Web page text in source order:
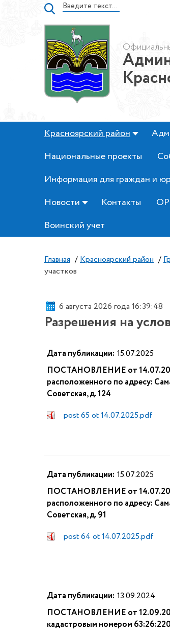
Красноярский район
Национальные проекты
Информация для граждан и
Новости
Контакты
Воинский учет
Главная / Красноярский район /
участков
6 августа 2026 года 16:39:48
Разрешения на
Дата публикации: 15.07.2025
ПОСТАНОВЛЕНИЕ от 14.07.2025
расположенного по адресу:
Советская, д. 124
post 65 ot 14.07.2025.pdf
Дата публикации: 15.07.2025
ПОСТАНОВЛЕНИЕ от 14.07.2025
расположенного по адресу:
Советская, д. 91
post 64 ot 14.07.2025.pdf
Дата публикации: 13.09.2024
ПОСТАНОВЛЕНИЕ от 12.09.2024
кадастровым номером